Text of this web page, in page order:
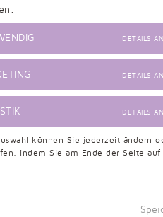
Körpergröße (cm)
Schulter zur Taille (cm)
DETAILS
DETAILS
DETAILS
können Sie jederzeit ändern
indem Sie am Ende der Seite